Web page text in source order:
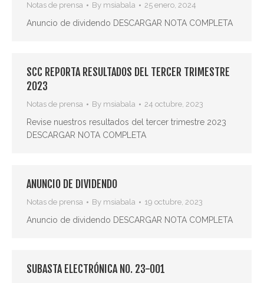
Notas de prensa By msiabala 25 enero, 2024
Anuncio de dividendo DESCARGAR NOTA COMPLETA
SCC REPORTA RESULTADOS DEL TERCER TRIMESTRE
2023
Notas de prensa By msiabala 24 octubre, 2023
Revise nuestros resultados del tercer trimestre 2023
DESCARGAR NOTA COMPLETA
ANUNCIO DE DIVIDENDO
Notas de prensa By msiabala 19 octubre, 2023
Anuncio de dividendo DESCARGAR NOTA COMPLETA
SUBASTA ELECTRÓNICA NO. 23-001